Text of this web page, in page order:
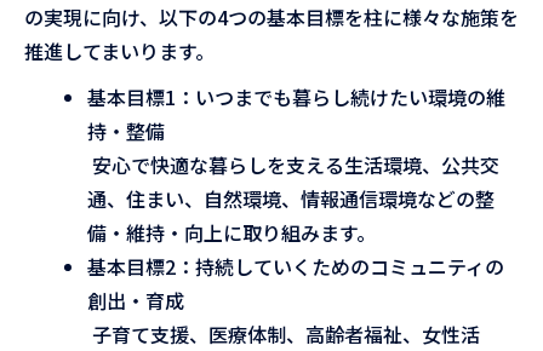
の実現に向け、以下の4つの基本目標を柱に様々な施策を
推進してまいります。
基本目標1：いつまでも暮らし続けたい環境の維
持・整備
安心で快適な暮らしを支える生活環境、公共交
通、住まい、自然環境、情報通信環境などの整
備・維持・向上に取り組みます。
基本目標2：持続していくためのコミュニティの
創出・育成
子育て支援、医療体制、高齢者福祉、女性活